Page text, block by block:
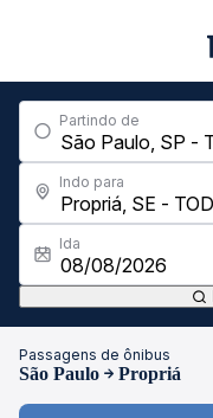
Partindo de
Indo para
Ida
Passagens de ônibus
São Paulo Propriá